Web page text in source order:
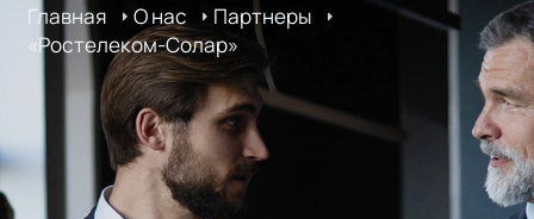
Главная О нас
Партнеры
«Ростелеком-Солар»